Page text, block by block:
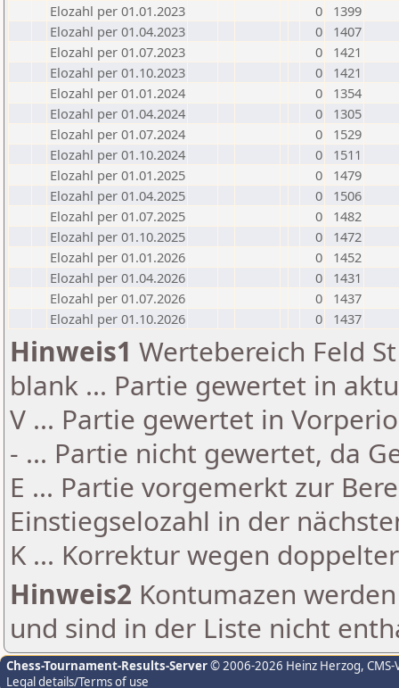
Elozahl per 01.01.2023
0
1399
Elozahl per 01.04.2023
0
1407
Elozahl per 01.07.2023
0
1421
Elozahl per 01.10.2023
0
1421
Elozahl per 01.01.2024
0
1354
Elozahl per 01.04.2024
0
1305
Elozahl per 01.07.2024
0
1529
Elozahl per 01.10.2024
0
1511
Elozahl per 01.01.2025
0
1479
Elozahl per 01.04.2025
0
1506
Elozahl per 01.07.2025
0
1482
Elozahl per 01.10.2025
0
1472
Elozahl per 01.01.2026
0
1452
Elozahl per 01.04.2026
0
1431
Elozahl per 01.07.2026
0
1437
Elozahl per 01.10.2026
0 1437
Hinweis1 Wertebereich Feld
blank ... Partie gewertet in
V ... Partie gewertet in
- ... Partie nicht gewertet, da
E ... Partie vorgemerkt zur
Einstiegselozahl in der
K ... Korrektur wegen
Hinweis2 Kontumazen
und sind in der Liste nicht
Chess-Tournament-Results-Server© 2006-2026 Heinz Herzog,
Legal details/Terms of use